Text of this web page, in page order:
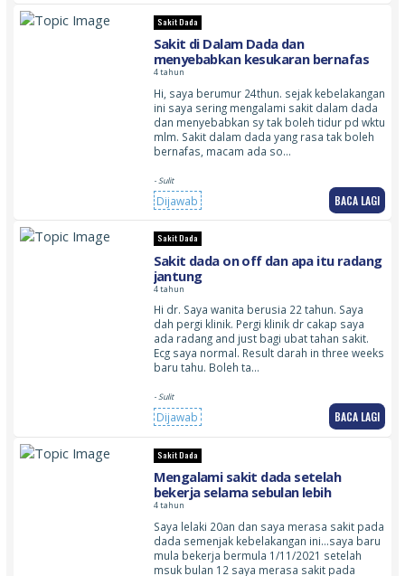
Sakit Dada
Sakit di Dalam Dada dan
menyebabkan kesukaran bernafas
4 tahun
Hi, saya berumur 24thun. sejak kebelakangan
ini saya sering mengalami sakit dalam dada
dan menyebabkan sy tak boleh tidur pd wktu
mlm. Sakit dalam dada yang rasa tak boleh
bernafas, macam ada so…
- Sulit
Dijawab BACA LAGI
Sakit Dada
Sakit dada on off dan apa itu radang
jantung
4 tahun
Hi dr. Saya wanita berusia 22 tahun. Saya
dah pergi klinik. Pergi klinik dr cakap saya
ada radang and just bagi ubat tahan sakit.
Ecg saya normal. Result darah in three weeks
baru tahu. Boleh ta…
- Sulit
Dijawab BACA LAGI
Sakit Dada
Mengalami sakit dada setelah
bekerja selama sebulan lebih
4 tahun
Saya lelaki 20an dan saya merasa sakit pada
dada semenjak kebelakangan ini…saya baru
mula bekerja bermula 1/11/2021 setelah
msuk bulan 12 saya merasa sakit pada